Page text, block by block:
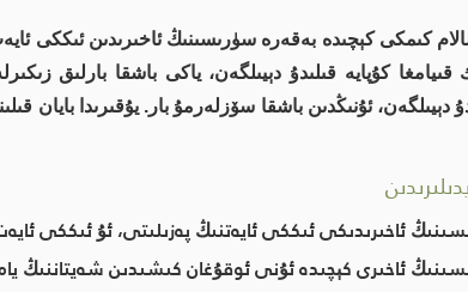
كىمكى كېچىدە بەقەرە سۈرىسىنىڭ ئاخىرىدىن ئىككى ئايەت
قىيامغا كۇپايە قىلىدۇ دېيىلگەن، ياكى باشقا بارلىق
دېيىلگەن، ئۇنىڭدىن باشقا سۆزلەرمۇ بار. يۇقىرىدا
ئاخىرىدىكى ئىككى ئايەتنىڭ پەزىلىتى، ئۇ ئىككى
ئاخىرى كېچىدە ئۇنى ئوقۇغان كىشىدىن شەيتاننىڭ